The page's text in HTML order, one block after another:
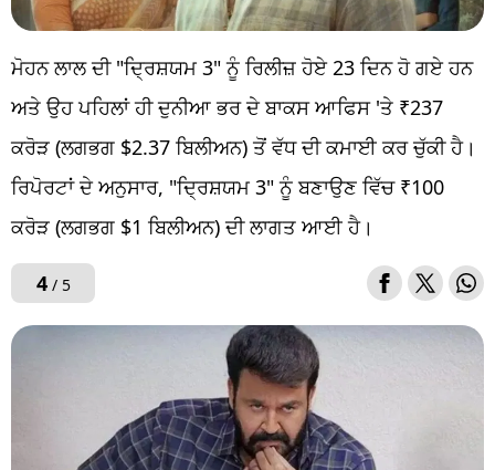
ਮੋਹਨ ਲਾਲ ਦੀ "ਦ੍ਰਿਸ਼ਯਮ 3" ਨੂੰ ਰਿਲੀਜ਼ ਹੋਏ 23 ਦਿਨ ਹੋ ਗਏ ਹਨ
ਅਤੇ ਉਹ ਪਹਿਲਾਂ ਹੀ ਦੁਨੀਆ ਭਰ ਦੇ ਬਾਕਸ ਆਫਿਸ 'ਤੇ ₹237
ਕਰੋੜ (ਲਗਭਗ $2.37 ਬਿਲੀਅਨ) ਤੋਂ ਵੱਧ ਦੀ ਕਮਾਈ ਕਰ ਚੁੱਕੀ ਹੈ।
ਰਿਪੋਰਟਾਂ ਦੇ ਅਨੁਸਾਰ, "ਦ੍ਰਿਸ਼ਯਮ 3" ਨੂੰ ਬਣਾਉਣ ਵਿੱਚ ₹100
ਕਰੋੜ (ਲਗਭਗ $1 ਬਿਲੀਅਨ) ਦੀ ਲਾਗਤ ਆਈ ਹੈ।
4/ 5